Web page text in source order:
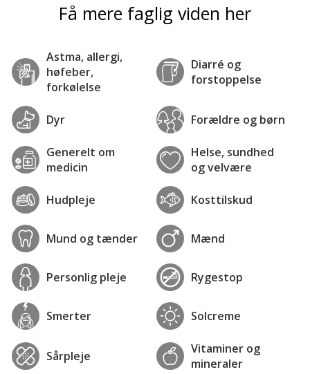
Få mere faglig viden her
Astma, allergi,
høfeber,
forkølelse
Diarré og
forstoppelse
Dyr Forældre og børn
Generelt om
medicin
Helse, sundhed
og velvære
Hudpleje Kosttilskud
Mund og tænder Mænd
Personlig pleje Rygestop
Smerter Solcreme
Sårpleje
Vitaminer og
mineraler